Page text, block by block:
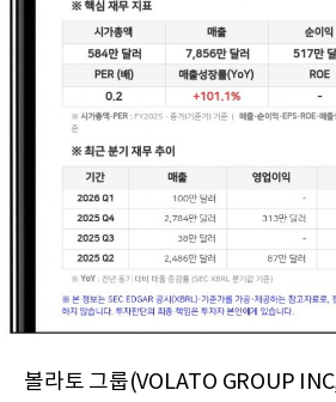
볼라토 그룹(VOLATO GROUP